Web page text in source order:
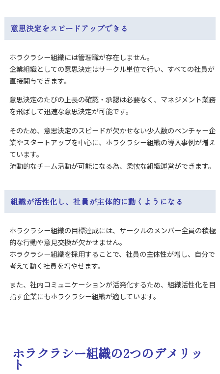
意思決定をスピードアップできる
ホラクラシー組織には管理職が存在しません。
企業組織としての意思決定はサークル単位で行い、すべての社員が
直接関与できます。
意思決定のたびの上長の確認・承認は必要なく、マネジメント業務
を飛ばして迅速な意思決定が可能です。
そのため、意思決定のスピードが欠かせない少人数のベンチャー企
業やスタートアップを中心に、ホラクラシー組織の導入事例が増え
ています。
流動的なチーム活動が可能になる為、柔軟な組織運営ができます。
組織が活性化し、社員が主体的に動くようになる
ホラクラシー組織の目標達成には、サークルのメンバー全員の積極
的な行動や意見交換が欠かせません。
ホラクラシー組織を採用することで、社員の主体性が増し、自分で
考えて動く社員を増やせます。
また、社内コミュニケーションが活発化するため、組織活性化を目
指す企業にもホラクラシー組織が適しています。
ホラクラシー組織の2つのデメリッ
ト